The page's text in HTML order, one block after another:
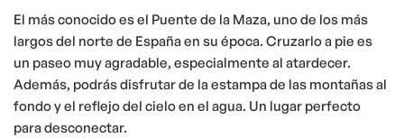
El más conocido es el Puente de la Maza, uno de los más
largos del norte de España en su época. Cruzarlo a pie es
un paseo muy agradable, especialmente al atardecer.
Además, podrás disfrutar de la estampa de las montañas al
fondo y el reflejo del cielo en el agua. Un lugar perfecto
para desconectar.